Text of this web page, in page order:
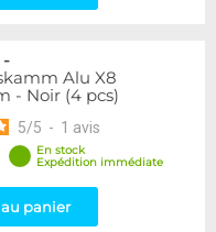
-
Alu X8
- Noir (4 pcs)
5/5 - 1 avis
En stock
Expédition immédiate
panier